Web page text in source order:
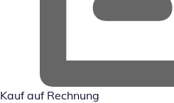
Kauf auf Rechnung